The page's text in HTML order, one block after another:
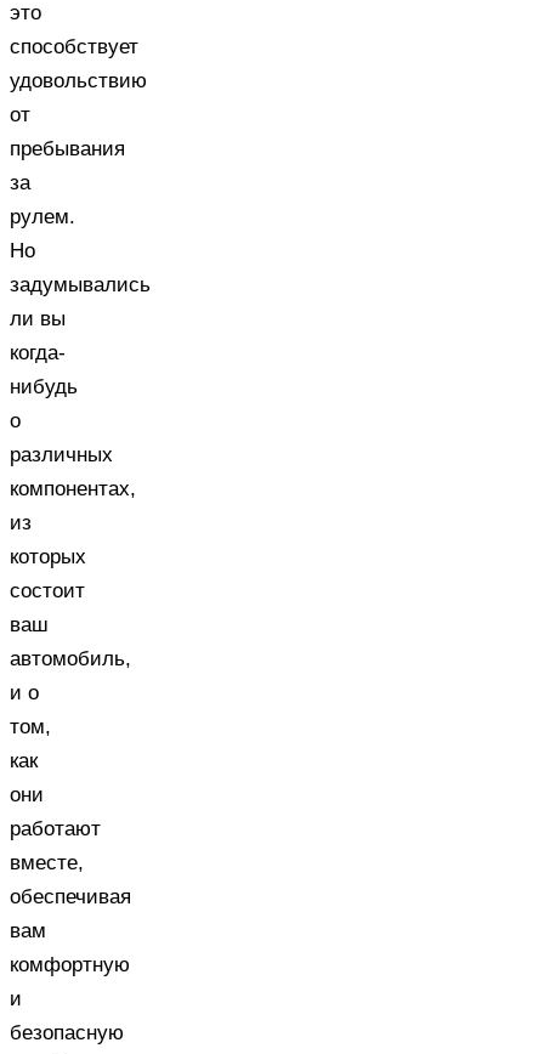
это
способствует
удовольствию
от
пребывания
за
рулем.
Но
задумывались
ли вы
когда-
нибудь
о
различных
компонентах,
из
которых
состоит
ваш
автомобиль,
и о
том,
как
они
работают
вместе,
обеспечивая
вам
комфортную
и
безопасную